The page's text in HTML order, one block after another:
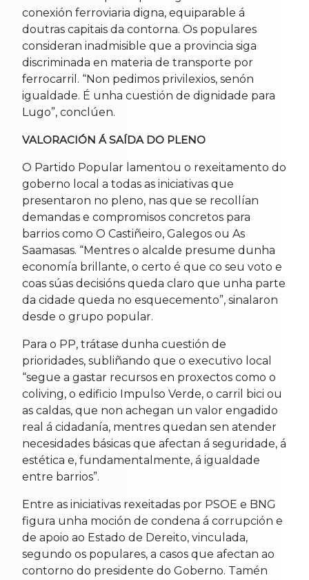
conexión ferroviaria digna, equiparable á
doutras capitais da contorna. Os populares
consideran inadmisible que a provincia siga
discriminada en materia de transporte por
ferrocarril. “Non pedimos privilexios, senón
igualdade. É unha cuestión de dignidade para
Lugo”, conclúen.
VALORACIÓN Á SAÍDA DO PLENO
O Partido Popular lamentou o rexeitamento do
goberno local a todas as iniciativas que
presentaron no pleno, nas que se recollían
demandas e compromisos concretos para
barrios como O Castiñeiro, Galegos ou As
Saamasas. “Mentres o alcalde presume dunha
economía brillante, o certo é que co seu voto e
coas súas decisións queda claro que unha parte
da cidade queda no esquecemento”, sinalaron
desde o grupo popular.
Para o PP, trátase dunha cuestión de
prioridades, subliñando que o executivo local
“segue a gastar recursos en proxectos como o
coliving, o edificio Impulso Verde, o carril bici ou
as caldas, que non achegan un valor engadido
real á cidadanía, mentres quedan sen atender
necesidades básicas que afectan á seguridade, á
estética e, fundamentalmente, á igualdade
entre barrios”.
Entre as iniciativas rexeitadas por PSOE e BNG
figura unha moción de condena á corrupción e
de apoio ao Estado de Dereito, vinculada,
segundo os populares, a casos que afectan ao
contorno do presidente do Goberno. Tamén